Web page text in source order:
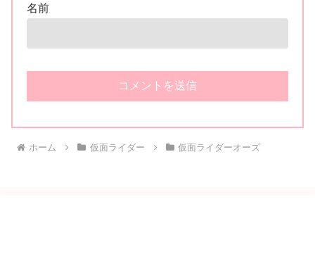
名前
ホーム 仮面ライダー 仮面ライダーオーズ